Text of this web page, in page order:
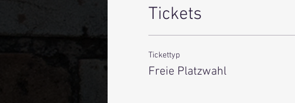
Tickets
Tickettyp
Freie Platzwahl